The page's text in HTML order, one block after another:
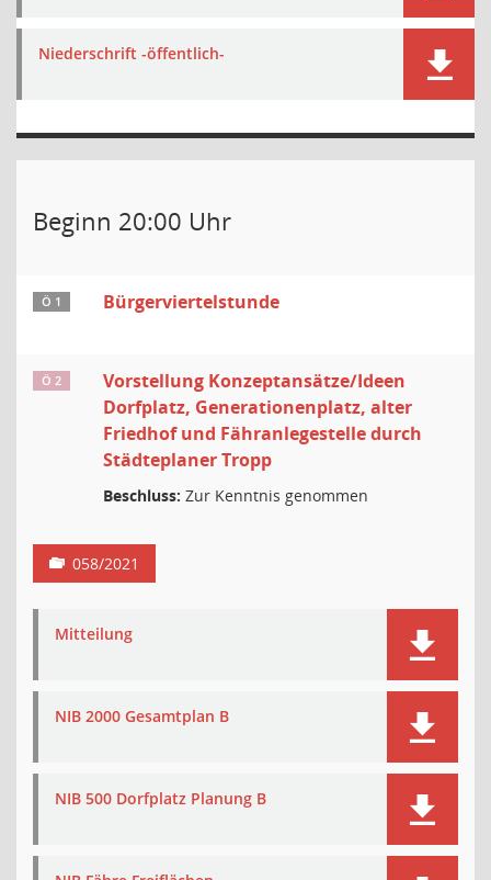
Niederschrift -öffentlich-
Beginn 20:00 Uhr
Ö 1 Bürgerviertelstunde
Ö 2
Vorstellung Konzeptansätze/Ideen
Dorfplatz, Generationenplatz, alter
Friedhof und Fähranlegestelle durch
Städteplaner Tropp
Beschluss: Zur Kenntnis genommen
058/2021
Mitteilung
NIB 2000 Gesamtplan B
NIB 500 Dorfplatz Planung B